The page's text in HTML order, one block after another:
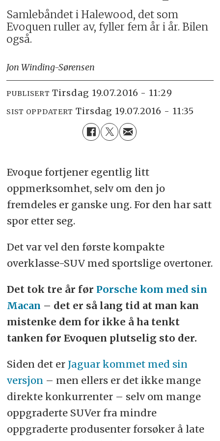
Samlebåndet i Halewood, det som
Evoquen ruller av, fyller fem år i år. Bilen
også.
Jon Winding-Sørensen
PUBLISERT tirsdag 19.07.2016 - 11:29
SIST OPPDATERT tirsdag 19.07.2016 - 11:35
Evoque fortjener egentlig litt
oppmerksomhet, selv om den jo
fremdeles er ganske ung. For den har satt
spor etter seg.
Det var vel den første kompakte
overklasse-SUV med sportslige overtoner.
Det tok tre år før Porsche kom med sin
Macan – det er så lang tid at man kan
mistenke dem for ikke å ha tenkt
tanken før Evoquen plutselig sto der.
Siden det er Jaguar kommet med sin
versjon – men ellers er det ikke mange
direkte konkurrenter – selv om mange
oppgraderte SUVer fra mindre
oppgraderte produsenter forsøker å late